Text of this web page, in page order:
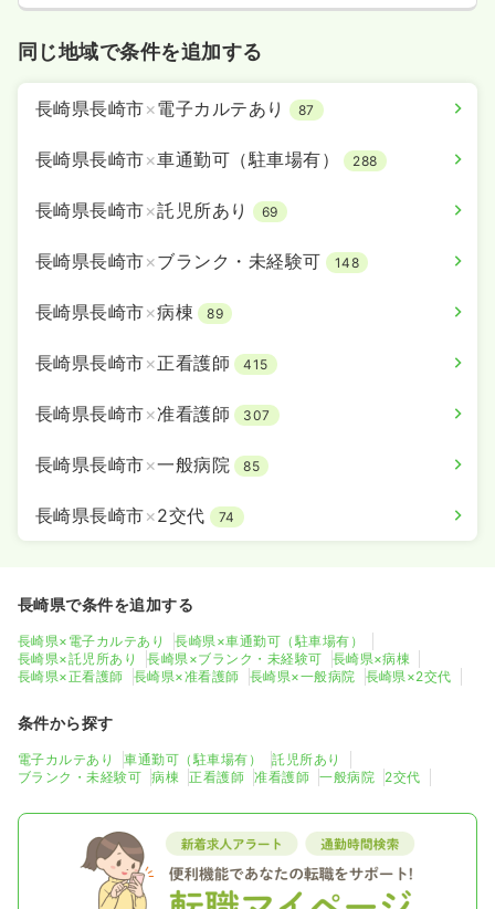
同じ地域で条件を追加する
長崎県長崎市×電子カルテあり 87
長崎県長崎市×車通勤可（駐車場有） 288
長崎県長崎市×託児所あり 69
長崎県長崎市×ブランク・未経験可 148
長崎県長崎市×病棟 89
長崎県長崎市×正看護師 415
長崎県長崎市×准看護師 307
長崎県長崎市×一般病院 85
長崎県長崎市×2交代 74
長崎県で条件を追加する
長崎県×電子カルテあり
長崎県×車通勤可（駐車場有）
長崎県×託児所あり
長崎県×ブランク・未経験可
長崎県×病棟
長崎県×正看護師
長崎県×准看護師 長崎県×一般病院 長崎県×2交代
条件から探す
電子カルテあり 車通勤可（駐車場有）
託児所あり
ブランク・未経験可
病棟 正看護師 准看護師 一般病院 2交代